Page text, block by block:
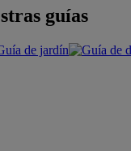
guías